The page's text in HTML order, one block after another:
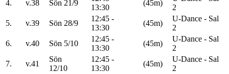
4.
v.38 Sön 21/9
13:30
(45m)
2
5.
v.39 Sön 28/9
12:45 -
13:30
(45m)
U-Dance - Sal
2
6.
v.40 Sön 5/10
12:45 -
13:30
(45m)
U-Dance - Sal
2
7.
v.41
Sön
12/10
12:45 -
13:30
(45m)
U-Dance - Sal
2